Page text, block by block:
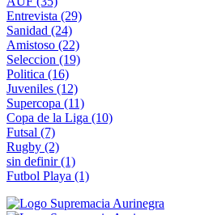
Entrevista (29)
Sanidad (24)
Amistoso (22)
Seleccion (19)
Politica (16)
Juveniles (12)
Supercopa (11)
Copa de la Liga (10)
Futsal (7)
Rugby (2)
sin definir(1)
Futbol Playa (1)